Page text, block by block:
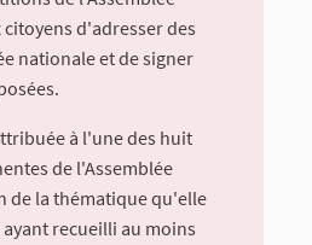
d'adresser des
nationale et de signer
à l'une des huit
de l'Assemblée
de la thématique qu'elle
recueilli au moins